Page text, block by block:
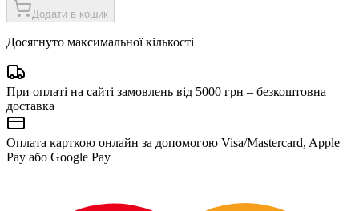
Додати в кошик
Досягнуто максимальної кількості
При оплаті на сайті замовлень від 5000 грн – безкоштовна
доставка
Оплата карткою онлайн за допомогою Visa/Mastercard, Apple
Pay або Google Pay